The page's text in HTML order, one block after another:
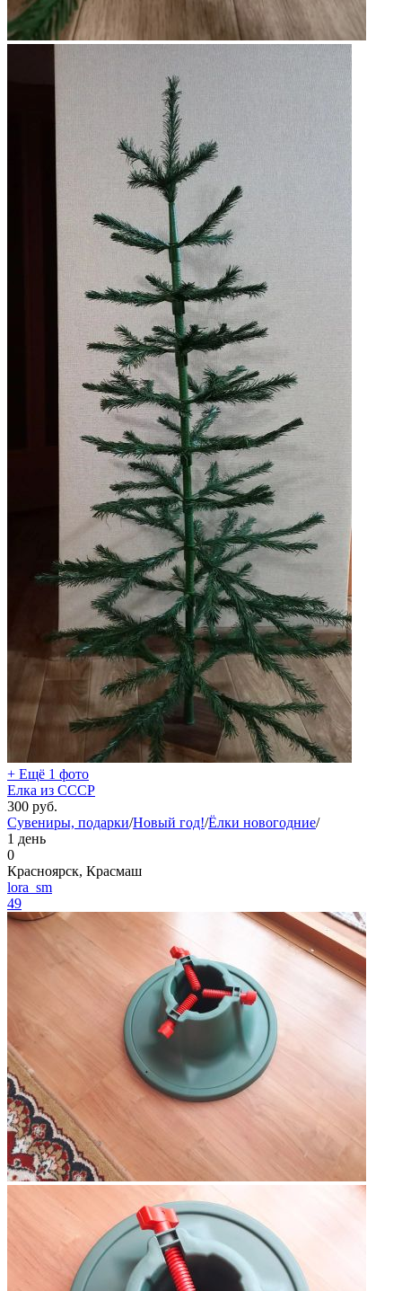
+ Ещё 1 фото
Елка из СССР
300 руб.
Сувениры, подарки/Новый год!/Ёлки новогодние/
1 день
0
Красноярск, Красмаш
lora_sm
49